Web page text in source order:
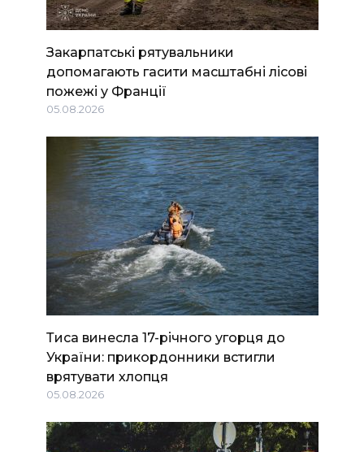
Закарпатські рятувальники
допомагають гасити масштабні лісові
пожежі у Франції
05.08.2026
Тиса винесла 17-річного угорця до
України: прикордонники встигли
врятувати хлопця
05.08.2026